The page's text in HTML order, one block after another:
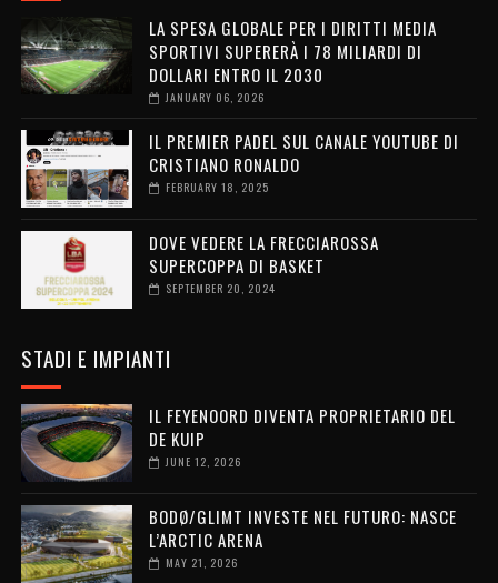
LA SPESA GLOBALE PER I DIRITTI MEDIA
SPORTIVI SUPERERÀ I 78 MILIARDI DI
DOLLARI ENTRO IL 2030
JANUARY 06, 2026
IL PREMIER PADEL SUL CANALE YOUTUBE DI
CRISTIANO RONALDO
FEBRUARY 18, 2025
DOVE VEDERE LA FRECCIAROSSA
SUPERCOPPA DI BASKET
SEPTEMBER 20, 2024
STADI E IMPIANTI
IL FEYENOORD DIVENTA PROPRIETARIO DEL
DE KUIP
JUNE 12, 2026
BODØ/GLIMT INVESTE NEL FUTURO: NASCE
L’ARCTIC ARENA
MAY 21, 2026